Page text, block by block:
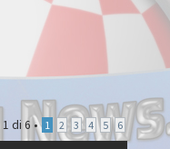
1 di 6 • 1 2 3 4 5 6